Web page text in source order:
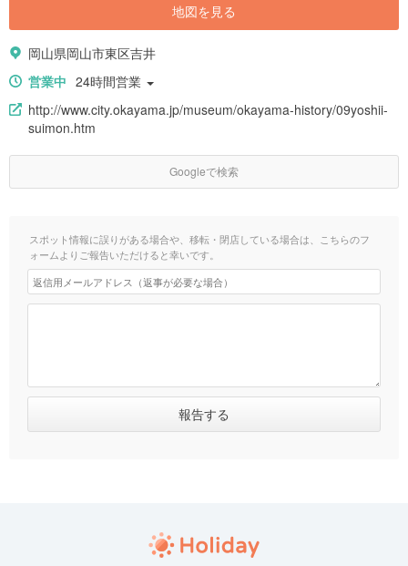
地図を見る
岡山県岡山市東区吉井
営業中 24時間営業
http://www.city.okayama.jp/museum/okayama-history/09yoshii-
suimon.htm
Googleで検索
スポット情報に誤りがある場合や、移転・閉店している場合は、こちらのフ
ォームよりご報告いただけると幸いです。